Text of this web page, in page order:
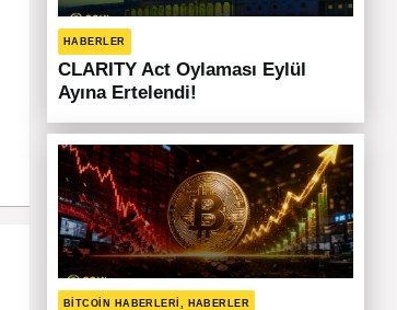
HABERLER
CLARITY Act Oylaması Eylül
Ayına Ertelendi!
BITCOIN HABERLERI, HABERLER